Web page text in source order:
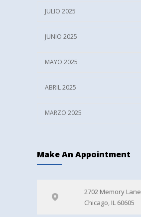
JULIO 2025
JUNIO 2025
MAYO 2025
ABRIL 2025
MARZO 2025
Make An Appointment
2702 Memory Lane
Chicago, IL 60605